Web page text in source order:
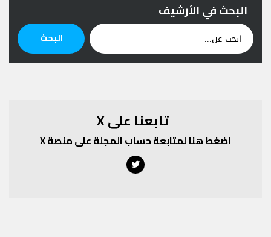
البحث في الأرشيف
عن:
البحث
تابعنا على X
اضغط هنا لمتابعة حساب المجلة على منصة X
Twitter